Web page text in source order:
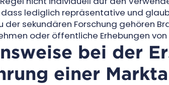
lediglich repräsentative und
der sekundären Forschung gehören
oder öffentliche Erhebungen
bei der
einer